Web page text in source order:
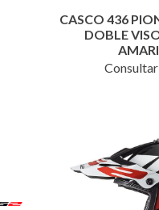
CASCO 436
DOBLE